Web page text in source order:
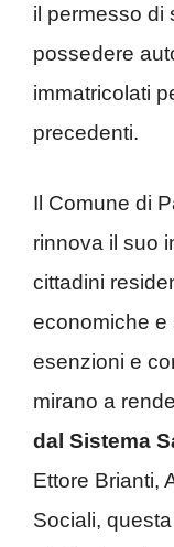
il permesso di
possedere
immatricolati
precedenti.
Il Comune di
rinnova il suo
cittadini
economiche e
esenzioni e
mirano a
dal Sistema
Ettore Brianti,
Sociali,